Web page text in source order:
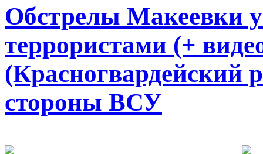
Обстрелы Макеевки
террористами (+
(Красногвардейский
стороны ВСУ